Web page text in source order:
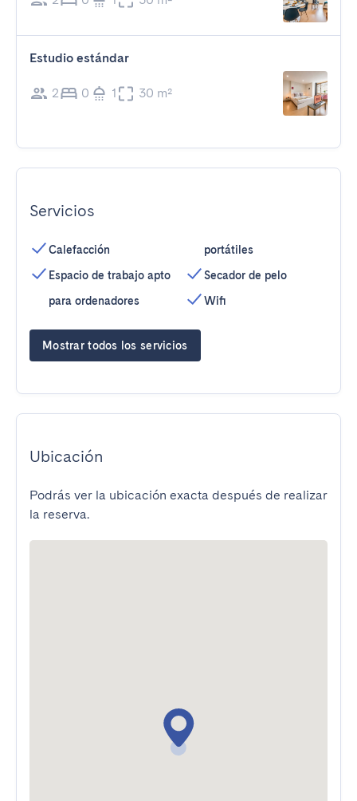
Estudio estándar
2 0 1 30 m²
Servicios
Calefacción
Espacio de trabajo apto
para ordenadores
portátiles
Secador de pelo
Wifi
Mostrar todos los servicios
Ubicación
Podrás ver la ubicación exacta después de realizar
la reserva.